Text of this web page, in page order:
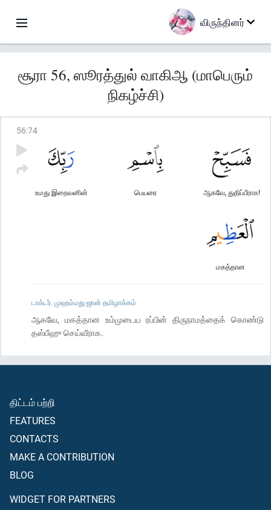
விருந்தினர்
சூரா 56, ஸூரத்துல் வாகிஆ (மாபெரும்
நிகழ்ச்சி)
56:74
ஆகவே, துதிப்பீராக!
பெயரை
உமது இறைவனின்
மகத்தான
டாக்டர். முஹம்மது ஜான் தமிழாக்கம்
ஆகவே, மகத்தான உம்முடைய ரப்பின் திருநாமத்தைக் கொண்டு
தஸ்பீஹு செய்வீராக.
திட்டம் பற்றி
FEATURES
CONTACTS
MAKE A CONTRIBUTION
BLOG
WIDGET FOR PARTNERS